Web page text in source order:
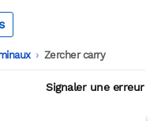
-
Zercher carry
Signaler une erreur